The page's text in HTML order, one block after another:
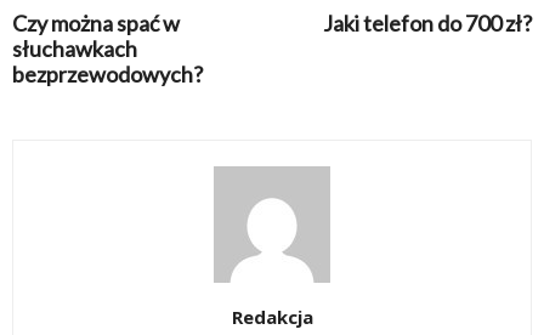
Czy można spać w
słuchawkach
bezprzewodowych?
Jaki telefon do 700 zł?
Redakcja